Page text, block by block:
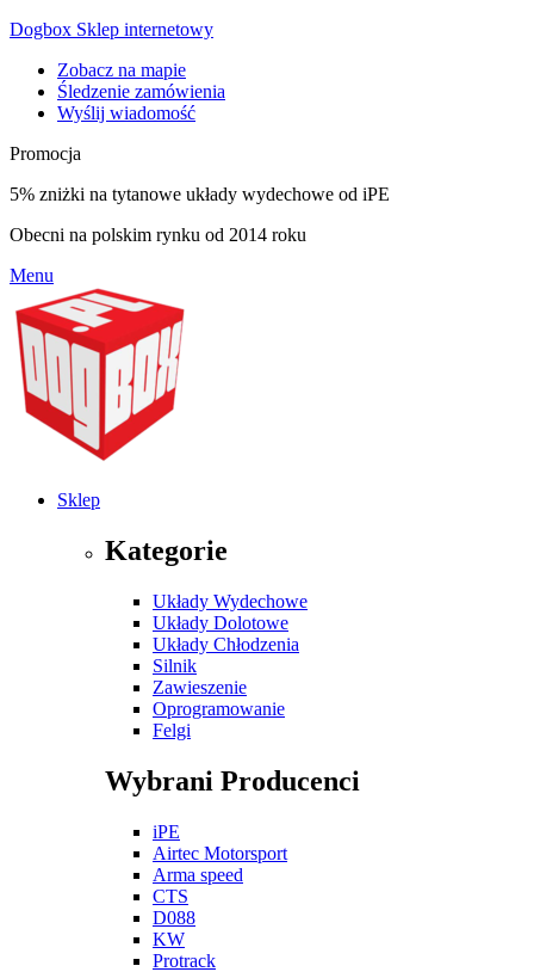
Dogbox Sklep internetowy
Zobacz na mapie
Śledzenie zamówienia
Wyślij wiadomość
Promocja
5% zniżki na tytanowe układy wydechowe od iPE
Obecni na polskim rynku od 2014 roku
Menu
Sklep
Kategorie
Układy Wydechowe
Układy Dolotowe
Układy Chłodzenia
Silnik
Zawieszenie
Oprogramowanie
Felgi
Wybrani Producenci
iPE
Airtec Motorsport
Arma speed
CTS
D088
KW
Protrack